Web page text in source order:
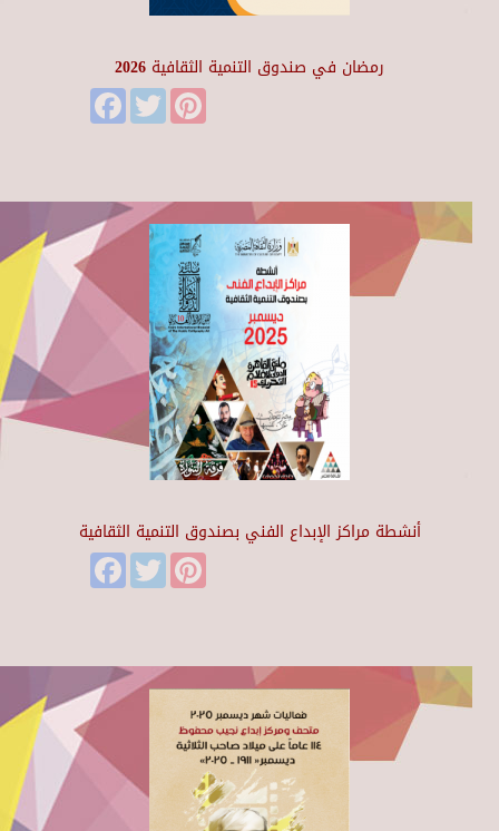
رمضان في صندوق التنمية الثقافية 2026
FacebookTwitter
أنشطة مراكز الإبداع الفني بصندوق التنمية الثقافية
FacebookTwitter